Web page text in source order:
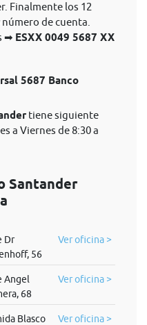
Finalmente los 12
de cuenta.
➡ ESXX 0049 5687 XX
5687 Banco
tiene siguiente
a Viernes de 8:30 a
Santander
Dr
56
Ver oficina >
Angel
68
Ver oficina >
Blasco
Ver oficina >